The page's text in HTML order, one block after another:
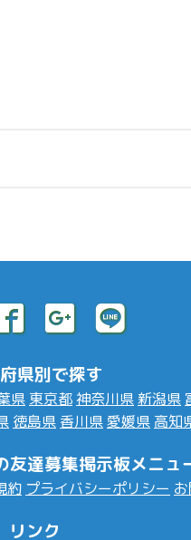
県別で探す
県 東京都神奈川県 新潟県
徳島県 香川県愛媛県 高知
友達募集掲示板メニュ
約 プライバシーポリシー
リンク